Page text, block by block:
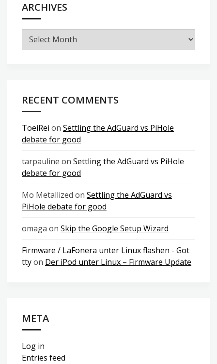
ARCHIVES
Archives
RECENT COMMENTS
ToeiRei on Settling the AdGuard vs PiHole
debate for good
tarpauline on Settling the AdGuard vs PiHole
debate for good
Mo Metallized on Settling the AdGuard vs
PiHole debate for good
omaga on Skip the Google Setup Wizard
Firmware / LaFonera unter Linux flashen - Got
ttyon Der iPod unter Linux – Firmware Update
META
Log in
Entries feed